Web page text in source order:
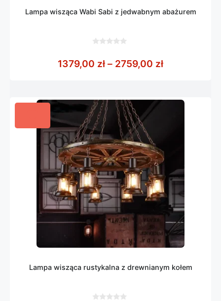
Lampa wisząca Wabi Sabi z jedwabnym abażurem
5
1379,00 zł – 2759,00 złZakres cen:
Lampa wisząca rustykalna z drewnianym kołem